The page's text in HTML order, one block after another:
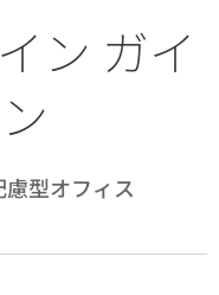
ン ガイ
型オフィス